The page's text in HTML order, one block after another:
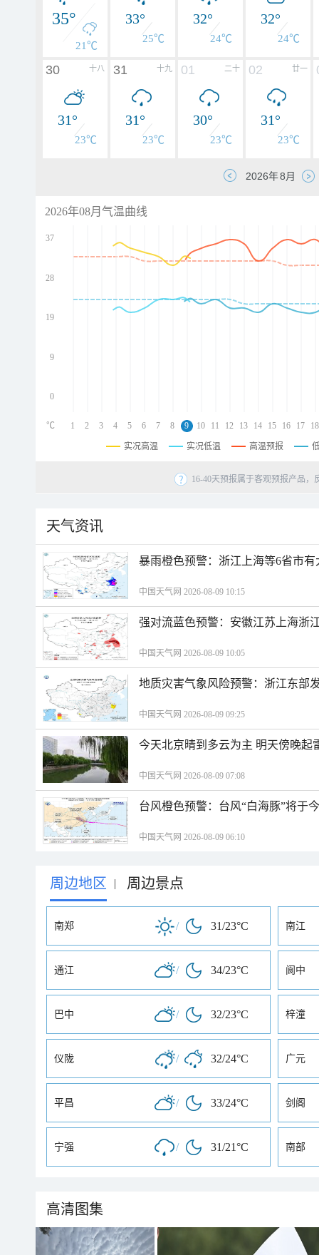
35°
21℃
33°
25℃
32°
24℃
32°
24℃
十八
30
31°
23℃
十九
31
31°
23℃
二十
01
30°
23℃
廿一
02
31°
23℃
2026年08月气温曲线
37
28
19
9
0
1 2 3 4 5 6 7 8 9 10 11 12 13 14 15 16 17 18
℃
实况高温 实况低温 高温预报
16-40天预报属于客观预报产品
天气资讯
暴雨橙色预警：浙江上海等6省市
中国天气网 2026-08-09 10:15
强对流蓝色预警：安徽江苏上海浙
中国天气网 2026-08-09 10:05
地质灾害气象风险预警：浙江东部
中国天气网 2026-08-09 09:25
今天北京晴到多云为主 明天傍晚起
中国天气网 2026-08-09 07:08
台风橙色预警：台风“白海豚”将于
中国天气网 2026-08-09 06:10
周边地区 | 周边景点
南郑 / 31/23°C 南江
通江 / 34/23°C 阆中
巴中 / 32/23°C 梓潼
仪陇 / 32/24°C 广元
平昌 / 33/24°C 剑阁
宁强 / 31/21°C 南部
高清图集